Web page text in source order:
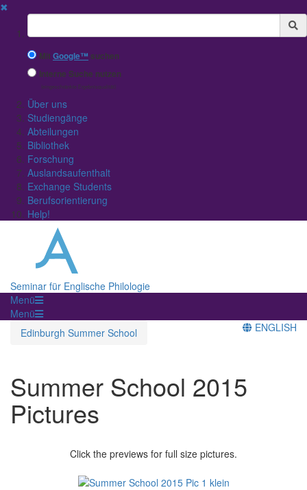
✖
Suchbegriff
MitGoogle™ suchen
Interne Suche nutzen
(eingeschränkte Ergebnisqualität)
Über uns
Studiengänge
Abteilungen
Bibliothek
Forschung
Auslandsaufenthalt
Exchange Students
Berufsorientierung
Help!
Seminar für Englische Philologie
Menü
Menü
Edinburgh Summer School
ENGLISH
Summer School 2015
Pictures
Click the previews for full size pictures.